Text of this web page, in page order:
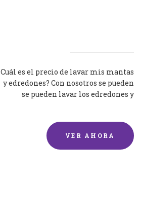
Cuál es el precio de lavar mis mantas
y edredones? Con nosotros se pueden
se pueden lavar los edredones y
VER AHORA